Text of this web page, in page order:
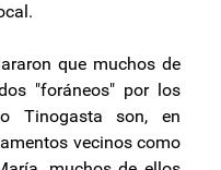
que muchos de
"foráneos" por los
Tinogasta son, en
vecinos como